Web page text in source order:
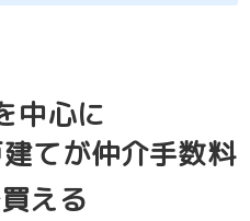
中心に
てが仲介手数料
える